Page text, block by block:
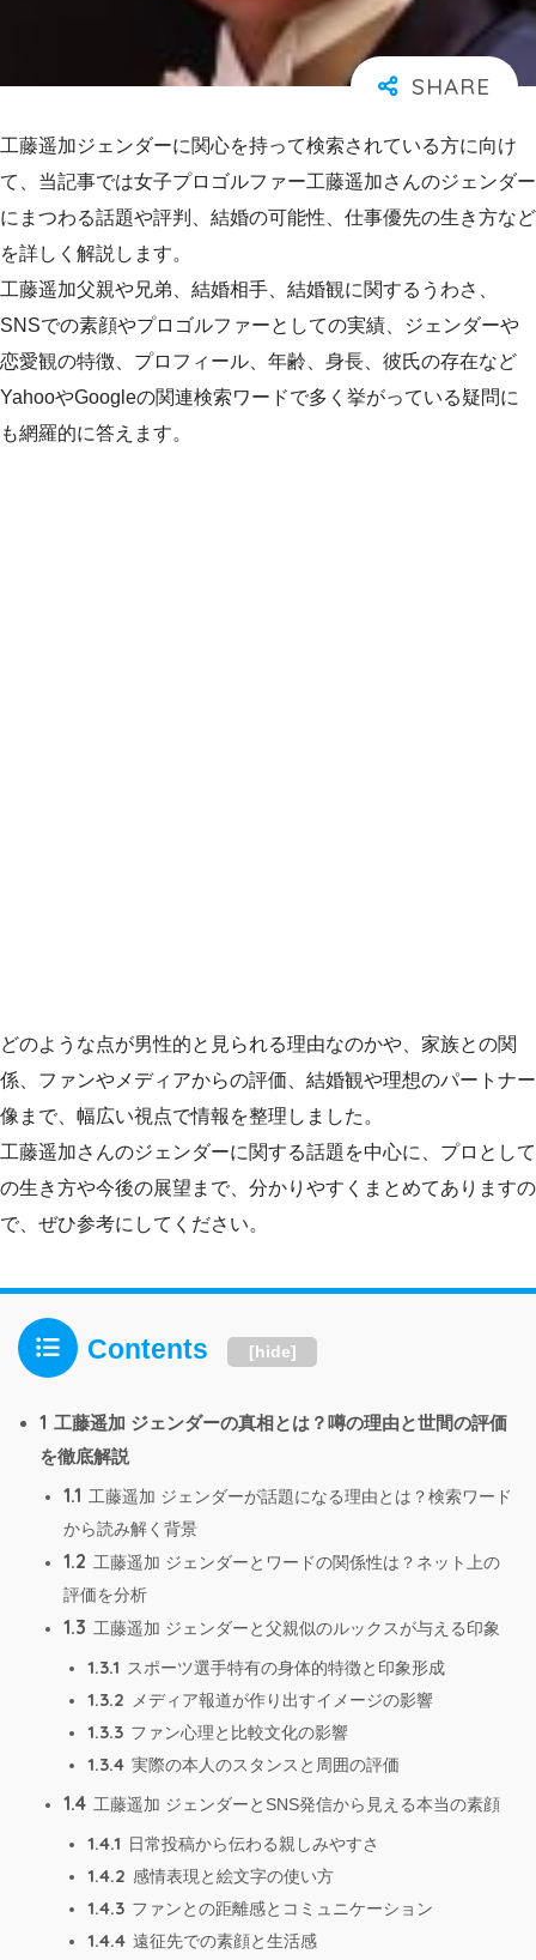
工藤遥加ジェンダーに関心を持って検索されている方に向け
て、当記事では女子プロゴルファー工藤遥加さんのジェンダー
にまつわる話題や評判、結婚の可能性、仕事優先の生き方など
を詳しく解説します。
工藤遥加父親や兄弟、結婚相手、結婚観に関するうわさ、
SNSでの素顔やプロゴルファーとしての実績、ジェンダーや
恋愛観の特徴、プロフィール、年齢、身長、彼氏の存在など
YahooやGoogleの関連検索ワードで多く挙がっている疑問に
も網羅的に答えます。
どのような点が男性的と見られる理由なのかや、家族との関
係、ファンやメディアからの評価、結婚観や理想のパートナー
像まで、幅広い視点で情報を整理しました。
工藤遥加さんのジェンダーに関する話題を中心に、プロとして
の生き方や今後の展望まで、分かりやすくまとめてありますの
で、ぜひ参考にしてください。
Contents [hide]
1 工藤遥加 ジェンダーの真相とは？噂の理由と世間の評価
を徹底解説
1.1 工藤遥加 ジェンダーが話題になる理由とは？検索ワード
から読み解く背景
1.2 工藤遥加 ジェンダーとワードの関係性は？ネット上の
評価を分析
1.3 工藤遥加 ジェンダーと父親似のルックスが与える印象
1.3.1 スポーツ選手特有の身体的特徴と印象形成
1.3.2 メディア報道が作り出すイメージの影響
1.3.3 ファン心理と比較文化の影響
1.3.4 実際の本人のスタンスと周囲の評価
1.4 工藤遥加 ジェンダーとSNS発信から見える本当の素顔
1.4.1 日常投稿から伝わる親しみやすさ
1.4.2 感情表現と絵文字の使い方
1.4.3 ファンとの距離感とコミュニケーション
1.4.4 遠征先での素顔と生活感